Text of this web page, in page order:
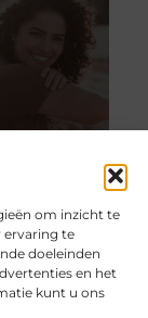
om inzicht te
ervaring te
doeleinden
en het
kunt u ons